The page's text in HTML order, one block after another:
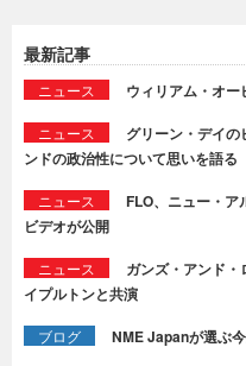
最新記事
ニュース ウィリアム・オ
ニュース
グリーン・デイ
ンドの政治性について思いを語る
ニュース
FLO、ニュー・ア
ビデオが公開
ニュース
ガンズ・アンド
イプルトンと共演
ブログ NME Japanが選ぶ